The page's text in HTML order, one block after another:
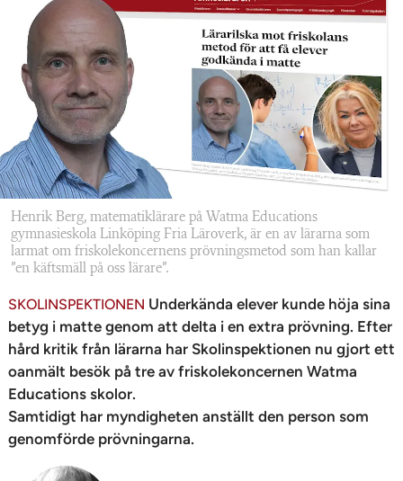
Henrik Berg, matematiklärare på Watma Educations
gymnasieskola Linköping Fria Läroverk, är en av lärarna som
larmat om friskolekoncernens prövningsmetod som han kallar
”en käftsmäll på oss lärare”.
SKOLINSPEKTIONEN Underkända elever kunde höja sina
betyg i matte genom att delta i en extra prövning. Efter
hård kritik från lärarna har Skolinspektionen nu gjort ett
oanmält besök på tre av friskolekoncernen Watma
Educations skolor.
Samtidigt har myndigheten anställt den person som
genomförde prövningarna.